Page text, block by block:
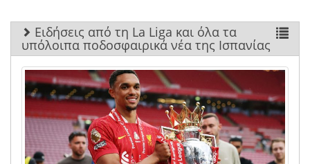
Ειδήσεις από τη La Liga και όλα τα
υπόλοιπα ποδοσφαιρικά νέα της Ισπανίας